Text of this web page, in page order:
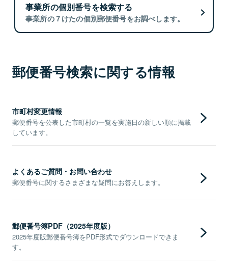
事業所の個別番号を検索する
事業所の７けたの個別郵便番号をお調べします。
郵便番号検索に関する情報
市町村変更情報
郵便番号を公表した市町村の一覧を実施日の新しい順に掲載
しています。
よくあるご質問・お問い合わせ
郵便番号に関するさまざまな疑問にお答えします。
郵便番号簿PDF（2025年度版）
2025年度版郵便番号簿をPDF形式でダウンロードできま
す。